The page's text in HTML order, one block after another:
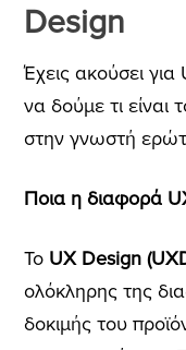
Design
Έχεις ακούσει
να δούμε τι
στην γνωστή
Ποια η διαφορά
ΤοUX Design
ολόκληρης της
δοκιμής του